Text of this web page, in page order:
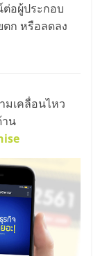
อผู้ประกอบ
ก หรือลดลง
เคลื่อนไหว
าน